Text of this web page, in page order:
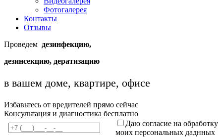
Фотогалерея
Контакты
Отзывы
Проведем дезинфекцию,
дезинсекцию, дератизацию
в вашем доме, квартире, офисе
Избавьтесь от вредителей прямо сейчас
Консультация и диагностика бесплатно
Даю согласие на обработку
моих персональных даднных